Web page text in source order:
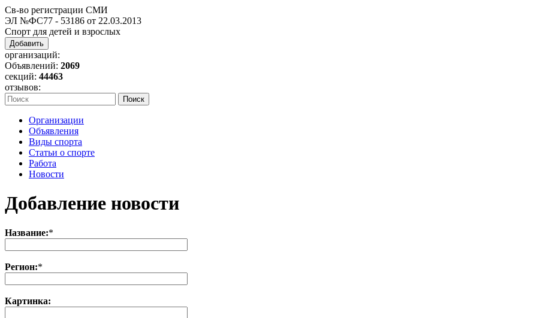
Св-во регистрации СМИ
ЭЛ №ФС77 - 53186 от 22.03.2013
Спорт для детей и взрослых
Добавить
организаций:
Объявлений: 2069
секций: 44463
отзывов:
Организации
Объявления
Виды спорта
Статьи о спорте
Работа
Новости
Добавление новости
Название:*
Регион:*
Картинка: